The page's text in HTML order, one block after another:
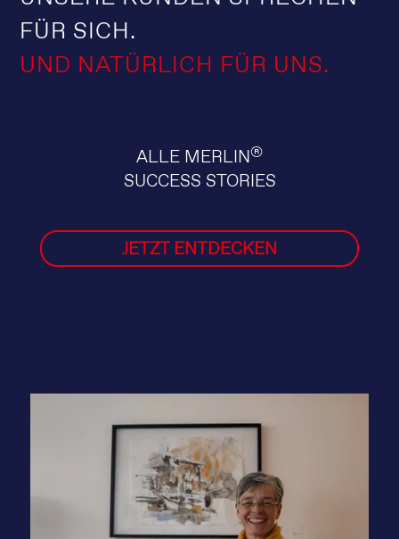
FÜR SICH.
UND NATÜRLICH FÜR UNS.
ALLE MERLIN®
SUCCESS STORIES
JETZT ENTDECKEN